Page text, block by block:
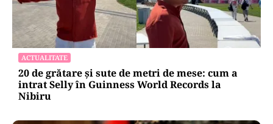
ACTUALITATE
Groapă de trei metri lângă Palatul Cotroceni. O
cântăreață a rămas cu mașina blocata în
mijlocul Capitalei: „Am căzut în groapa asta”